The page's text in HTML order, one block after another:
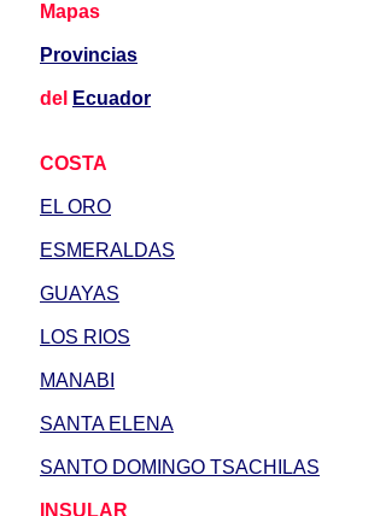
Mapas
Provincias
del Ecuador
COSTA
EL ORO
ESMERALDAS
GUAYAS
LOS RIOS
MANABI
SANTA ELENA
SANTO DOMINGO TSACHILAS
INSULAR